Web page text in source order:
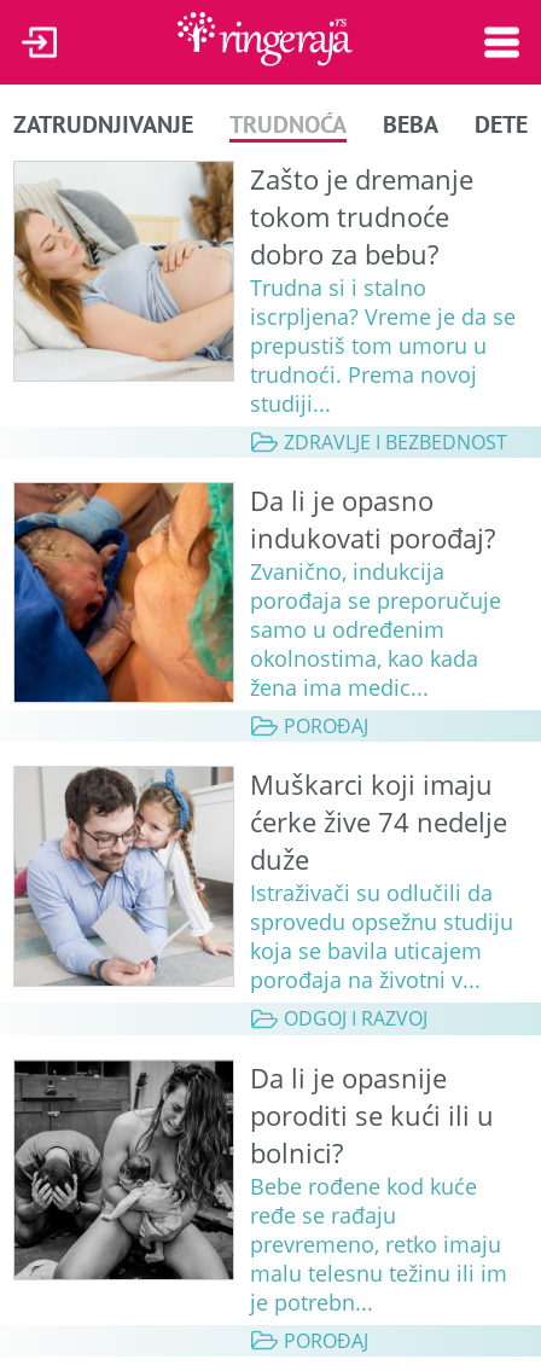
ZATRUDNJIVANJE TRUDNOĆA BEBA DETE
Zašto je dremanje
tokom trudnoće
dobro za bebu?
Trudna si i stalno
iscrpljena? Vreme je da se
prepustiš tom umoru u
trudnoći. Prema novoj
studiji...
ZDRAVLJE I BEZBEDNOST
Da li je opasno
indukovati porođaj?
Zvanično, indukcija
porođaja se preporučuje
samo u određenim
okolnostima, kao kada
žena ima medic...
POROĐAJ
Muškarci koji imaju
ćerke žive 74 nedelje
duže
Istraživači su odlučili da
sprovedu opsežnu studiju
koja se bavila uticajem
porođaja na životni v...
ODGOJ I RAZVOJ
Da li je opasnije
poroditi se kući ili u
bolnici?
Bebe rođene kod kuće
ređe se rađaju
prevremeno, retko imaju
malu telesnu težinu ili im
je potrebn...
POROĐAJ